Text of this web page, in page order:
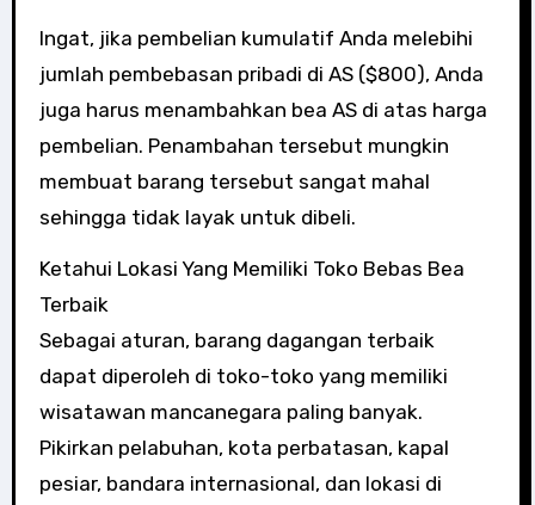
Ingat, jika pembelian kumulatif Anda melebihi
jumlah pembebasan pribadi di AS ($800), Anda
juga harus menambahkan bea AS di atas harga
pembelian. Penambahan tersebut mungkin
membuat barang tersebut sangat mahal
sehingga tidak layak untuk dibeli.
Ketahui Lokasi Yang Memiliki Toko Bebas Bea
Terbaik
Sebagai aturan, barang dagangan terbaik
dapat diperoleh di toko-toko yang memiliki
wisatawan mancanegara paling banyak.
Pikirkan pelabuhan, kota perbatasan, kapal
pesiar, bandara internasional, dan lokasi di